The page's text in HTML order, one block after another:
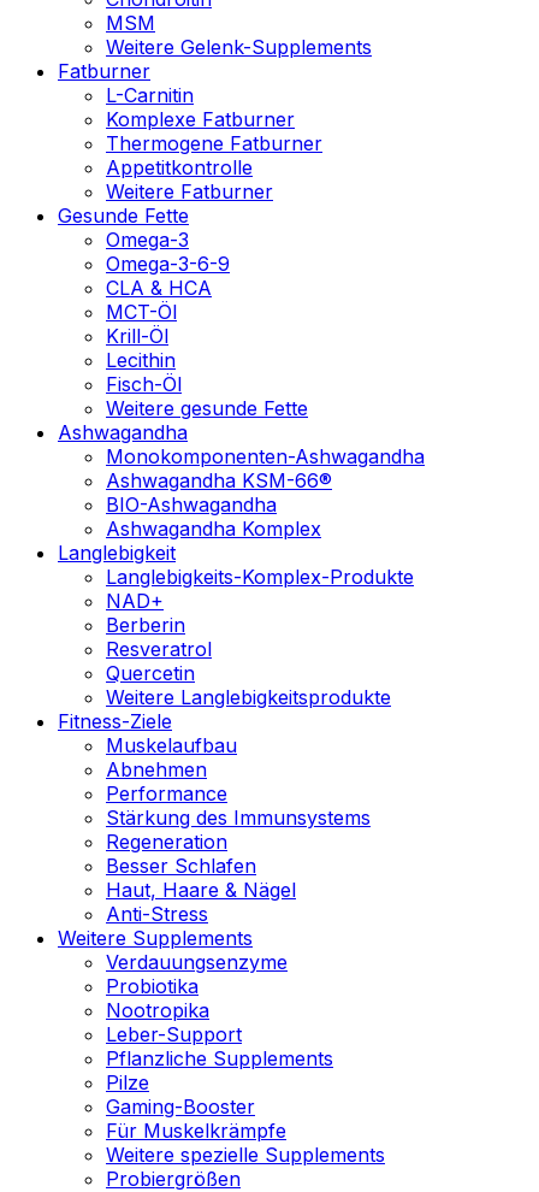
MSM
Weitere Gelenk-Supplements
Fatburner
L-Carnitin
Komplexe Fatburner
Thermogene Fatburner
Appetitkontrolle
Weitere Fatburner
Gesunde Fette
Omega-3
Omega-3-6-9
CLA & HCA
MCT-Öl
Krill-Öl
Lecithin
Fisch-Öl
Weitere gesunde Fette
Ashwagandha
Monokomponenten-Ashwagandha
Ashwagandha KSM-66®
BIO-Ashwagandha
Ashwagandha Komplex
Langlebigkeit
Langlebigkeits-Komplex-Produkte
NAD+
Berberin
Resveratrol
Quercetin
Weitere Langlebigkeitsprodukte
Fitness-Ziele
Muskelaufbau
Abnehmen
Performance
Stärkung des Immunsystems
Regeneration
Besser Schlafen
Haut, Haare & Nägel
Anti-Stress
Weitere Supplements
Verdauungsenzyme
Probiotika
Nootropika
Leber-Support
Pflanzliche Supplements
Pilze
Gaming-Booster
Für Muskelkrämpfe
Weitere spezielle Supplements
Probiergrößen